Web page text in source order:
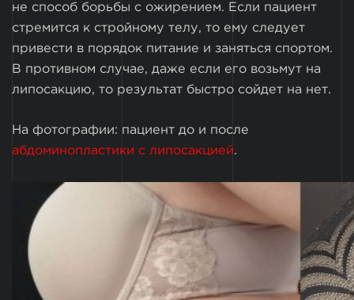
не способ борьбы с ожирением. Если пациент
стремится к стройному телу, то ему следует
привести в порядок питание и заняться спортом.
В противном случае, даже если его возьмут на
липосакцию, то результат быстро сойдет на нет.
На фотографии: пациент до и после
абдоминопластики с липосакцией.